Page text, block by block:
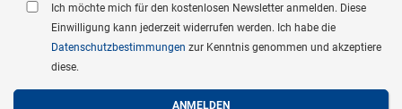
Ich möchte mich für den kostenlosen Newsletter anmelden. Diese
Einwilligung kann jederzeit widerrufen werden. Ich habe die
Datenschutzbestimmungen zur Kenntnis genommen und akzeptiere
diese.